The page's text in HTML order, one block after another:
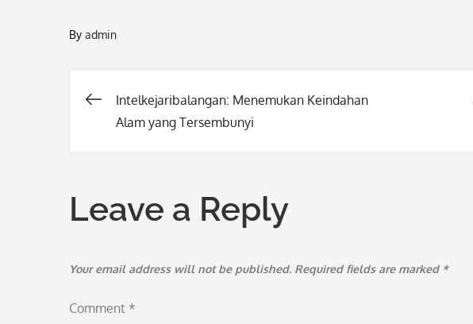
By admin
Post
Intelkejaribalangan: Menemukan Keindahan
Alam yang Tersembunyi
Leave a Reply
Your email address will not be published. Required fields are marked *
Comment *